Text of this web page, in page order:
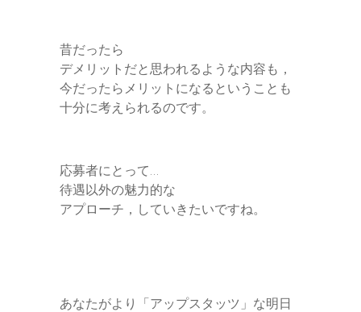
昔だったら
デメリットだと思われるような内容も，
今だったらメリットになるということも
十分に考えられるのです。
応募者にとって…
待遇以外の魅力的な
アプローチ，していきたいですね。
あなたがより「アップスタッツ」な明日